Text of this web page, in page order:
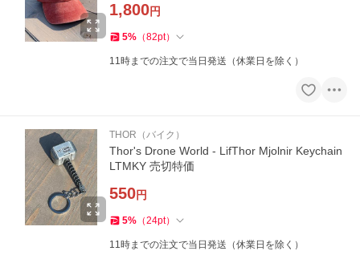
1,800円
5% （82pt）
11時までの注文で当日発送（休業日を除く）
THOR（バイク）
Thor's Drone World - LifThor Mjolnir Keychain
LTMKY 売切特価
550円
5% （24pt）
11時までの注文で当日発送（休業日を除く）